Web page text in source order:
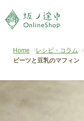
Home レシピ・コラム
ビーツと豆乳のマフィン